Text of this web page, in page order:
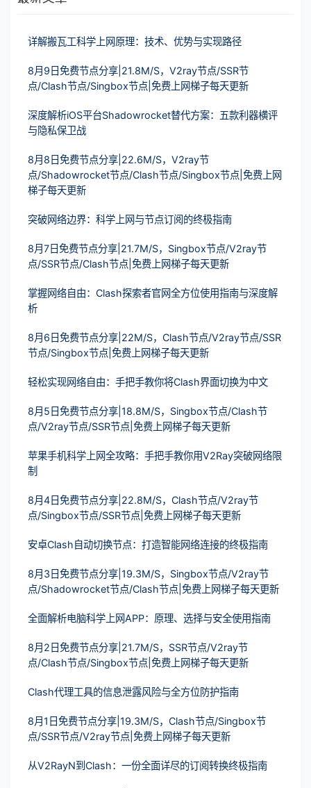
详解搬瓦工科学上网原理：技术、优势与实现路径
8月9日免费节点分享|21.8M/S，V2ray节点/SSR节
点/Clash节点/Singbox节点|免费上网梯子每天更新
深度解析iOS平台Shadowrocket替代方案：五款利器横评
与隐私保卫战
8月8日免费节点分享|22.6M/S，V2ray节
点/Shadowrocket节点/Clash节点/Singbox节点|免费上网
梯子每天更新
突破网络边界：科学上网与节点订阅的终极指南
8月7日免费节点分享|21.7M/S，Singbox节点/V2ray节
点/SSR节点/Clash节点|免费上网梯子每天更新
掌握网络自由：Clash探索者官网全方位使用指南与深度解
析
8月6日免费节点分享|22M/S，Clash节点/V2ray节点/SSR
节点/Singbox节点|免费上网梯子每天更新
轻松实现网络自由：手把手教你将Clash界面切换为中文
8月5日免费节点分享|18.8M/S，Singbox节点/Clash节
点/V2ray节点/SSR节点|免费上网梯子每天更新
苹果手机科学上网全攻略：手把手教你用V2Ray突破网络限
制
8月4日免费节点分享|22.8M/S，Clash节点/V2ray节
点/Singbox节点/SSR节点|免费上网梯子每天更新
安卓Clash自动切换节点：打造智能网络连接的终极指南
8月3日免费节点分享|19.3M/S，Singbox节点/V2ray节
点/Shadowrocket节点/Clash节点|免费上网梯子每天更新
全面解析电脑科学上网APP：原理、选择与安全使用指南
8月2日免费节点分享|21.7M/S，SSR节点/V2ray节
点/Clash节点/Singbox节点|免费上网梯子每天更新
Clash代理工具的信息泄露风险与全方位防护指南
8月1日免费节点分享|19.3M/S，Clash节点/Singbox节
点/SSR节点/V2ray节点|免费上网梯子每天更新
从V2RayN到Clash：一份全面详尽的订阅转换终极指南